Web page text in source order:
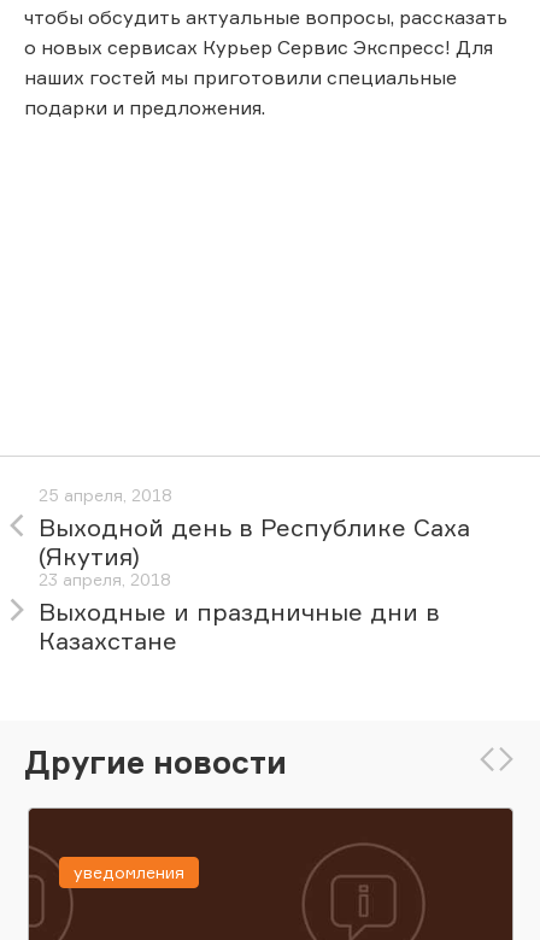
чтобы обсудить актуальные вопросы, рассказать
о новых сервисах Курьер Сервис Экспресс! Для
наших гостей мы приготовили специальные
подарки и предложения.
25 апреля, 2018
Выходной день в Республике Саха
(Якутия)
23 апреля, 2018
Выходные и праздничные дни в
Казахстане
Другие новости
уведомления